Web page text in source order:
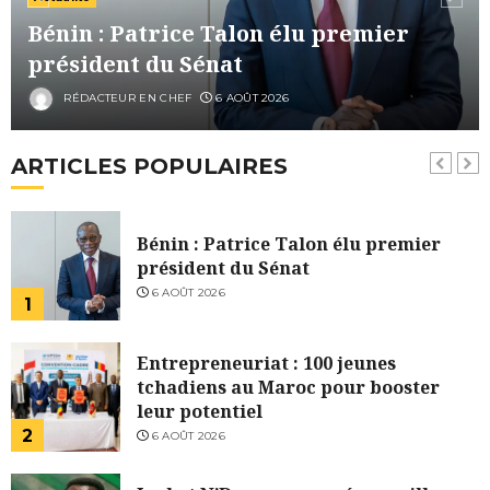
Bénin : Patrice Talon élu premier
président du Sénat
RÉDACTEUR EN CHEF 6 AOÛT 2026
ARTICLES POPULAIRES
6
l’ancien bâtonnier réagit
5 AOÛT 2026
7
RGPH-3 : Le Premier ministre salue
les progrès du recensement à 48
5 AOÛT 2026
1
Bénin : Patrice Talon élu premier
président du Sénat
6 AOÛT 2026
2
Entrepreneuriat : 100 jeunes
tchadiens au Maroc pour booster
leur potentiel
6 AOÛT 2026